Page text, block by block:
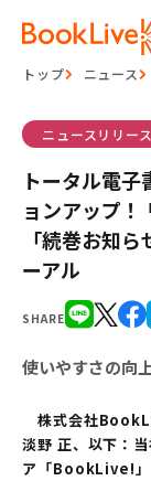
トップ ニュース
SHARE
ニュースリリース
トータル電
ョンアップ！
「続巻お知
ーアル
使いやすさの向
株式会社
淡野 正、以下：
ア「BookLive!